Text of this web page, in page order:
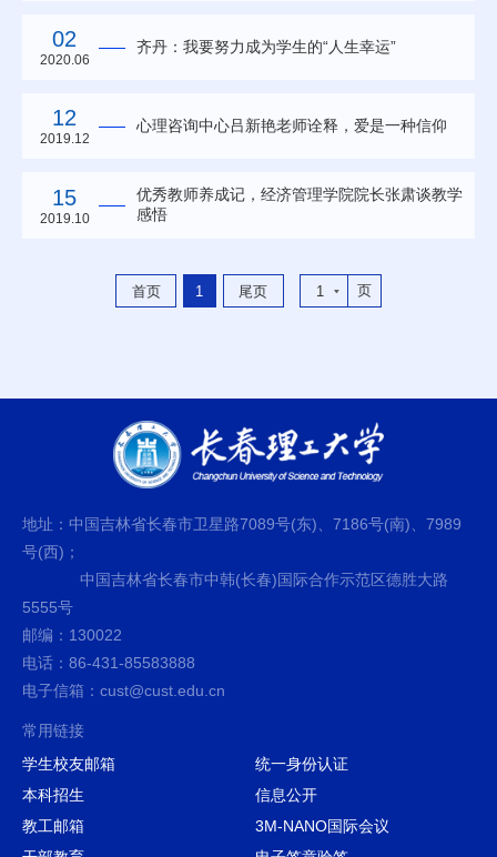
02
2020.06
齐丹：我要努力成为学生的“人生幸运”
12
2019.12
心理咨询中心吕新艳老师诠释，爱是一种信仰
15
2019.10
优秀教师养成记，经济管理学院院长张肃谈教学
感悟
首页 1 尾页 1 页
地址：中国吉林省长春市卫星路7089号(东)、7186号(南)、7989
号(西)；
中国吉林省长春市中韩(长春)国际合作示范区德胜大路
5555号
邮编：130022
电话：86-431-85583888
电子信箱：cust@cust.edu.cn
常用链接
学生校友邮箱
统一身份认证
本科招生
信息公开
教工邮箱
3M-NANO国际会议